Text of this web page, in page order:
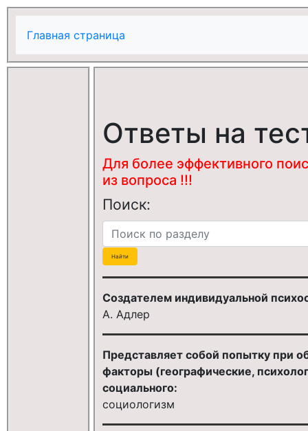
Главная страница
Ответы на
Для более эффективного
из вопроса !!!
Поиск:
Создателем индивидуальной
А. Адлер
Представляет собой попытку при
факторы (географические,
социального:
социологизм